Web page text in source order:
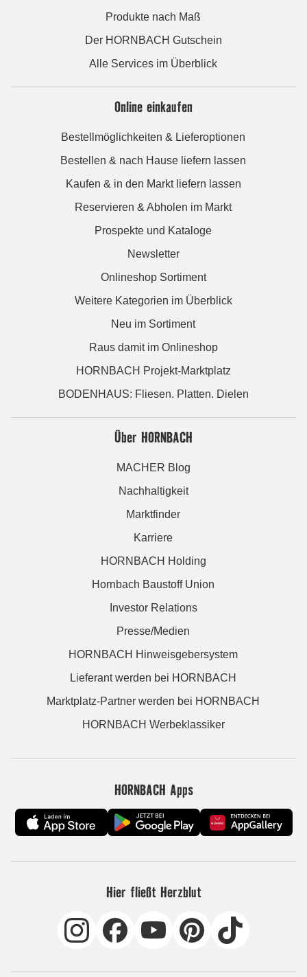
Produkte nach Maß
Der HORNBACH Gutschein
Alle Services im Überblick
Online einkaufen
Bestellmöglichkeiten & Lieferoptionen
Bestellen & nach Hause liefern lassen
Kaufen & in den Markt liefern lassen
Reservieren & Abholen im Markt
Prospekte und Kataloge
Newsletter
Onlineshop Sortiment
Weitere Kategorien im Überblick
Neu im Sortiment
Raus damit im Onlineshop
HORNBACH Projekt-Marktplatz
BODENHAUS: Fliesen. Platten. Dielen
Über HORNBACH
MACHER Blog
Nachhaltigkeit
Marktfinder
Karriere
HORNBACH Holding
Hornbach Baustoff Union
Investor Relations
Presse/Medien
HORNBACH Hinweisgebersystem
Lieferant werden bei HORNBACH
Marktplatz-Partner werden bei HORNBACH
HORNBACH Werbeklassiker
HORNBACH Apps
Hier fließt Herzblut